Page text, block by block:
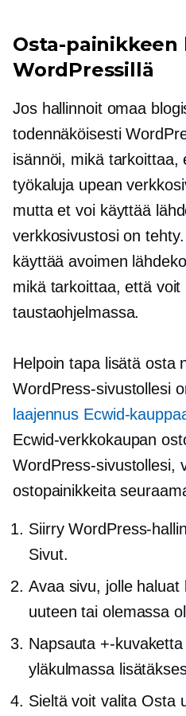
Osta-painikkeen
WordPressillä
Jos hallinnoit omaa
todennäköisesti
isännöi, mikä tarkoittaa,
työkaluja upean
mutta et voi käyttää
verkkosivustosi on
käyttää avoimen
mikä tarkoittaa, että
taustaohjelmassa.
Helpoin tapa lisätä osta
WordPress-sivustollesi
laajennus Ecwid-
Ecwid-verkkokaupan
WordPress-sivustollesi,
ostopainikkeita
Siirry WordPress-
Sivut.
Avaa sivu, jolle
uuteen tai olemassa
Napsauta +-
yläkulmassa
Sieltä voit valita Osta